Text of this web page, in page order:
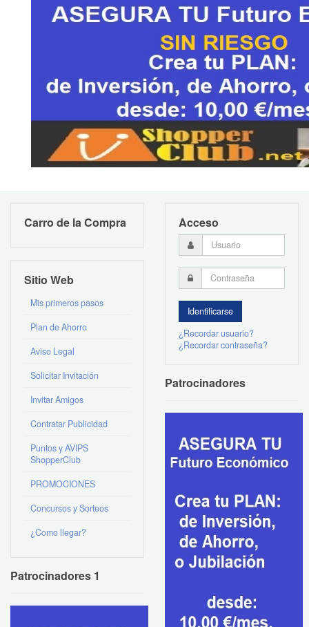
Carro de la Compra
Sitio Web
Mis primeros pasos
Plan de Ahorro
Aviso Legal
Solicitar Invitación
Invitar Amigos
Contratar Publicidad
Puntos y AVIPS
ShopperClub
PROMOCIONES
Concursos y Sorteos
¿Como llegar?
Patrocinadores 1
Acceso
¿Recordar usuario?
¿Recordar contraseña?
Patrocinadores